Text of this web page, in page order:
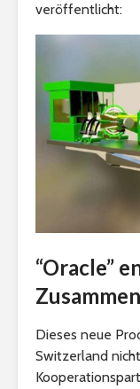
veröffentlicht:
“Oracle”
Dieses neue
Switzerland